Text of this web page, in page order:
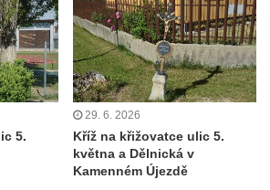
na Křížovém vrchu ve
ve Sloupu v Čechách
vrchu v Rumburku
mostu u Tisové
5.
29. 6. 2026
Kříž na křižovatce ulic 5.
května a Dělnická v
Kamenném Újezdě